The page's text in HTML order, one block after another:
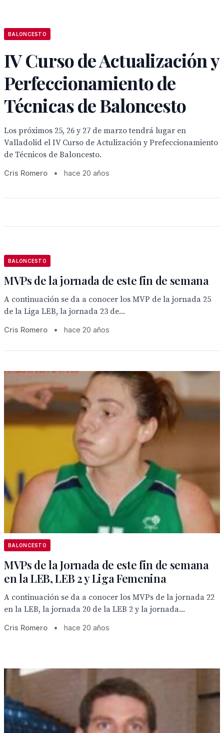
BALONCESTO
IV Curso de Actualización y
Perfeccionamiento de
Técnicas de Baloncesto
Los próximos 25, 26 y 27 de marzo tendrá lugar en
Valladolid el IV Curso de Actulización y Prefeccionamiento
de Técnicos de Baloncesto.
Cris Romero • hace 20 años
BALONCESTO
MVPs de la jornada de este fin de semana
A continuación se da a conocer los MVP de la jornada 25
de la Liga LEB, la jornada 23 de...
Cris Romero • hace 20 años
BALONCESTO
MVPs de la Jornada de este fin de semana
en la LEB, LEB 2 y Liga Femenina
A continuación se da a conocer los MVPs de la jornada 22
en la LEB, la jornada 20 de la LEB 2 y la jornada...
Cris Romero • hace 20 años